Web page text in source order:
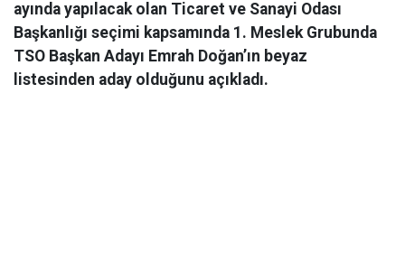
ayında yapılacak olan Ticaret ve Sanayi Odası
Başkanlığı seçimi kapsamında 1. Meslek Grubunda
TSO Başkan Adayı Emrah Doğan’ın beyaz
listesinden aday olduğunu açıkladı.